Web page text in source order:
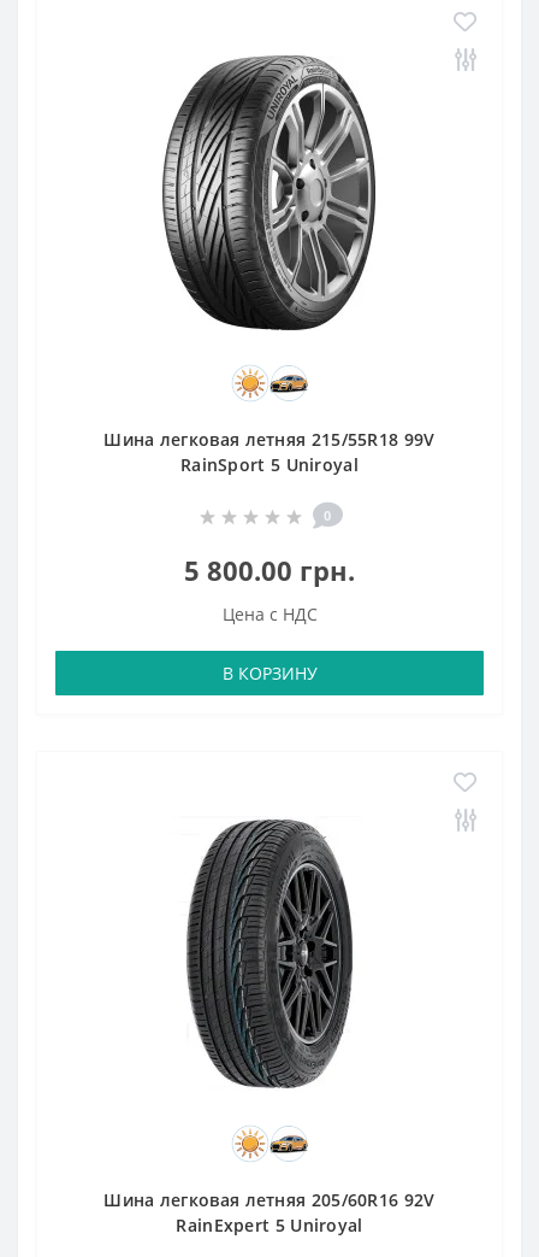
Шина легковая летняя 215/55R18 99V
RainSport 5 Uniroyal
0
5 800.00 грн.
Цена с НДС
В КОРЗИНУ
Шина легковая летняя 205/60R16 92V
RainExpert 5 Uniroyal